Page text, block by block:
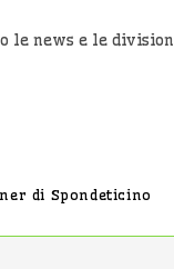
le news e le
di Spondeticino